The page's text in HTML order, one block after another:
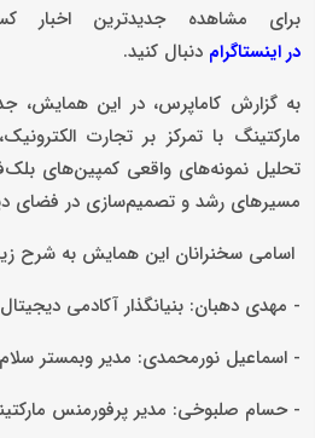
برای مشاهده جدیدترین
در اینستاگرام دنبال کنید.
به گزارش کاماپرس، در این همایش،
مارکتینگ با تمرکز بر تجارت
تحلیل نمونه‌های واقعی کمپین‌های
مسیرهای رشد و تصمیم‌سازی در فضای
اسامی سخنرانان این همایش به شرح
- مهدی دهبان: بنیانگذار آکادمی
- اسماعیل نورمحمدی: مدیر وبمستر سلام
- حسام صلبوخی: مدیر پرفورمنس